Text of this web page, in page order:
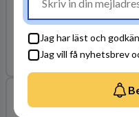
Jag har läst och
Jag vill få nyhetsbrev
Katrineholm
Avarn Security AB
SSAB -